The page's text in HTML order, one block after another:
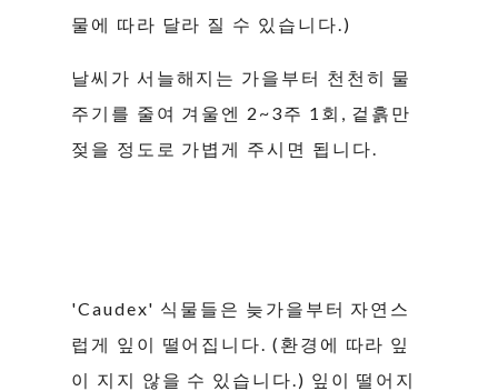
물에 따라 달라 질 수 있습니다.)
날씨가 서늘해지는 가을부터 천천히 물
주기를 줄여 겨울엔 2~3주 1회, 겉흙만
젖을 정도로 가볍게 주시면 됩니다.
'Caudex' 식물들은 늦가을부터 자연스
럽게 잎이 떨어집니다. (환경에 따라 잎
이 지지 않을 수 있습니다.) 잎이 떨어지